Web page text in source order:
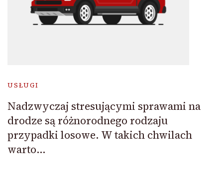
USŁUGI
Nadzwyczaj stresującymi sprawami na
drodze są różnorodnego rodzaju
przypadki losowe. W takich chwilach
warto…